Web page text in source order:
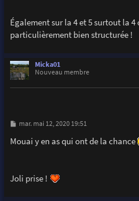
Également sur la 4 et 5 surtout la 4
particulièrement bien structurée !
Micka01
Nouveau membre
M
s
s
mar. mai 12, 2020 19:51
Mouai y en as qui ont de la chance
Joli prise !